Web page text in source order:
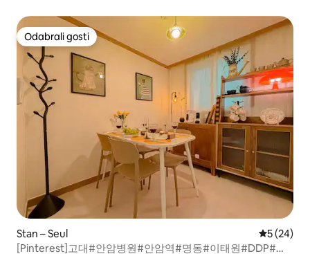
DDP, Insa-dong, Jongno, Gwangjang Market, Seongsu-
dong
Odabrali gosti
Odabrali gosti
Stan – Seul Prosječna
5 (24)
[Pinterest]고대#안암병원#안암역#명동#이태원#DDP#국